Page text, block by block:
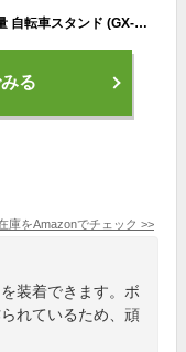
GORIX(ゴリックス)自転車キックスタン 超軽量 自転車スタンド (GX-ST260 ボタン調節仕様) サイドスタンド アルミ QR用 24-29インチ 頑丈 フレームを傷つけない クイックリリース 調整 ロードバイク
る
庫をAmazonでチェック >>
装着できます。ボ
れているため、頑